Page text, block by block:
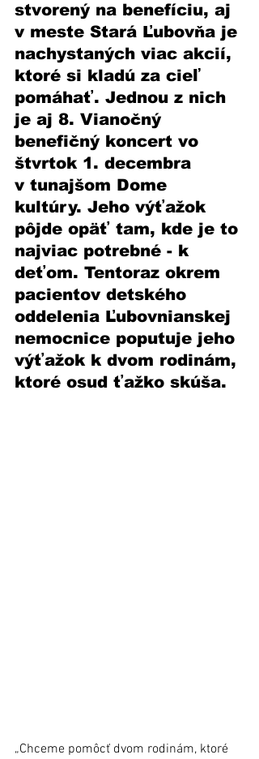
stvorený na benefíciu, aj
v meste Stará Ľubovňa je
nachystaných viac akcií,
ktoré si kladú za cieľ
pomáhať. Jednou z nich
je aj 8. Vianočný
benefičný koncert vo
štvrtok 1. decembra
v tunajšom Dome
kultúry. Jeho výťažok
pôjde opäť tam, kde je to
najviac potrebné - k
deťom. Tentoraz okrem
pacientov detského
oddelenia Ľubovnianskej
nemocnice poputuje jeho
výťažok k dvom rodinám,
ktoré osud ťažko skúša.
„Chceme pomôcť dvom rodinám, ktoré